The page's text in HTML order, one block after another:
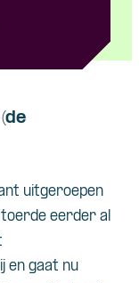
uitgeroepen
eerder al
en gaat nu